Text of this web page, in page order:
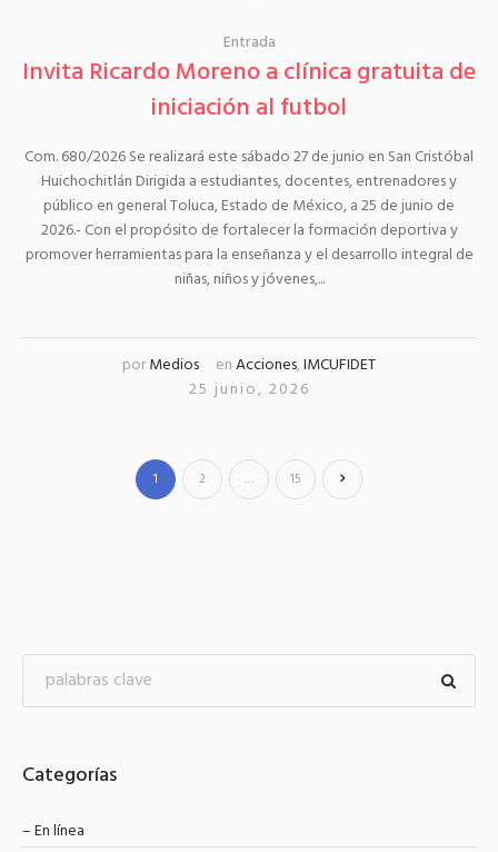
Entrada
Invita Ricardo Moreno a clínica gratuita de
iniciación al futbol
Com. 680/2026 Se realizará este sábado 27 de junio en San Cristóbal
Huichochitlán Dirigida a estudiantes, docentes, entrenadores y
público en general Toluca, Estado de México, a 25 de junio de
2026.- Con el propósito de fortalecer la formación deportiva y
promover herramientas para la enseñanza y el desarrollo integral de
niñas, niños y jóvenes,...
porMedios enAcciones,IMCUFIDET
25 junio, 2026
1 2 … 15
Categorías
– En línea